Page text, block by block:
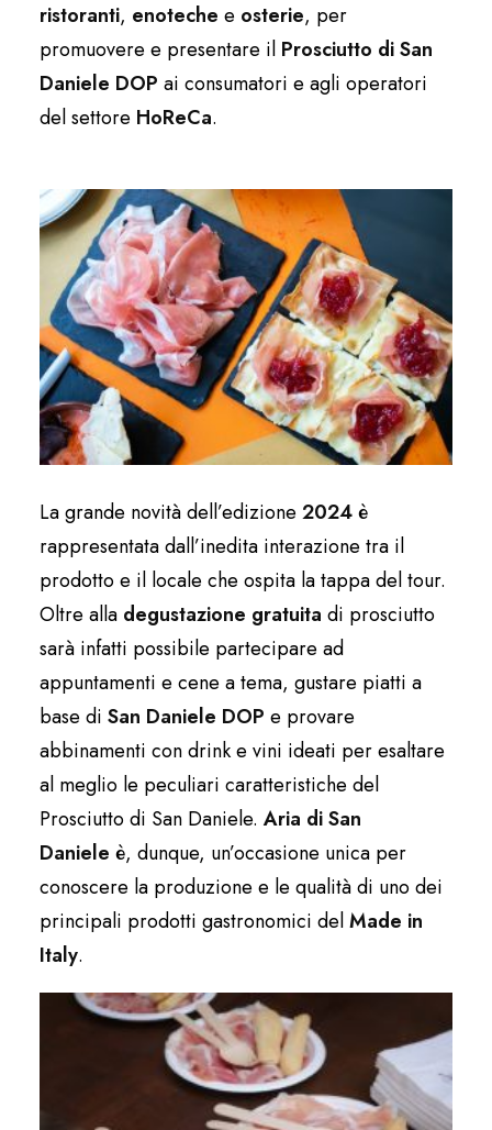
ristoranti, enoteche e osterie, per
promuovere e presentare il Prosciutto di San
Daniele DOP ai consumatori e agli operatori
del settore HoReCa.
La grande novità dell’edizione 2024è
rappresentata dall’inedita interazione tra il
prodotto e il locale che ospita la tappa del tour.
Oltre alla degustazione gratuita di prosciutto
sarà infatti possibile partecipare ad
appuntamenti e cene a tema, gustare piatti a
base di San Daniele DOP e provare
abbinamenti con drink e vini ideati per esaltare
al meglio le peculiari caratteristiche del
Prosciutto di San Daniele. Aria di San
Daniele è, dunque, un’occasione unica per
conoscere la produzione e le qualità di uno dei
principali prodotti gastronomici delMade in
Italy.